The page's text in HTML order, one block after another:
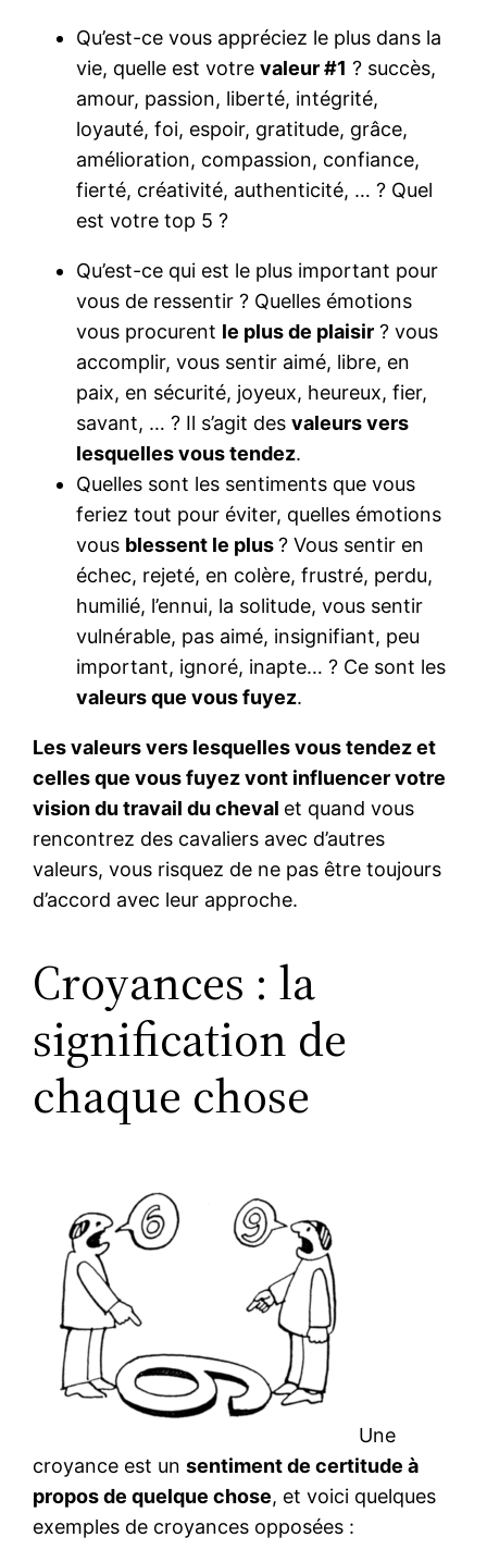
Qu’est-ce vous appréciez le plus dans la
vie, quelle est votrevaleur #1 ? succès,
amour, passion, liberté, intégrité,
loyauté, foi, espoir, gratitude, grâce,
amélioration, compassion, confiance,
fierté, créativité, authenticité, … ? Quel
est votre top 5 ?
Qu’est-ce qui est le plus important pour
vous de ressentir ? Quelles émotions
vous procurent le plus de plaisir ? vous
accomplir, vous sentir aimé, libre, en
paix, en sécurité, joyeux, heureux, fier,
savant, … ? Il s’agit desvaleurs vers
lesquelles vous tendez.
Quelles sont les sentiments que vous
feriez tout pour éviter, quelles émotions
vous blessent le plus? Vous sentir en
échec, rejeté, en colère, frustré, perdu,
humilié, l’ennui, la solitude, vous sentir
vulnérable, pas aimé, insignifiant, peu
important, ignoré, inapte… ? Ce sont les
valeurs que vous fuyez.
Les valeurs vers lesquelles vous tendez et
celles que vous fuyez vont influencer votre
vision du travail du cheval et quand vous
rencontrez des cavaliers avec d’autres
valeurs, vous risquez de ne pas être toujours
d’accord avec leur approche.
Croyances : la
signification de
chaque chose
Une
croyance est unsentiment de certitude à
propos de quelque chose, et voici quelques
exemples de croyances opposées :